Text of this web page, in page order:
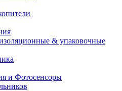
& упаковочные
и Фотосенсоры